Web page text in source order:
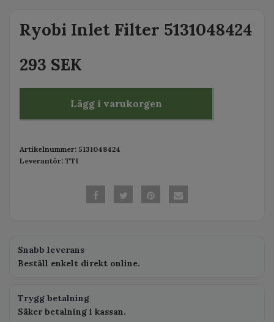
Ryobi Inlet Filter 5131048424
293 SEK
Lägg i varukorgen
Artikelnummer: 5131048424
Leverantör: TTI
Snabb leverans
Beställ enkelt direkt online.
Trygg betalning
Säker betalning i kassan.